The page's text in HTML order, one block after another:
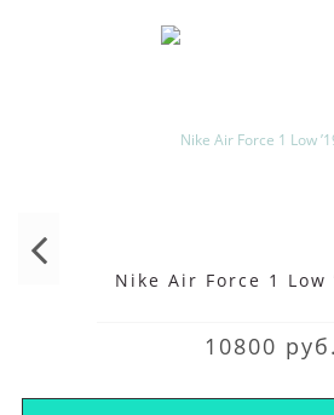
Nike Air Force 1 Low
10800 руб.